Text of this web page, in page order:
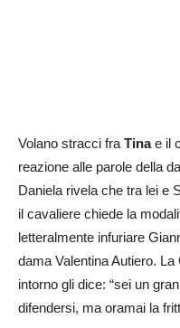
Volano stracci fraTinae il
reazione alle parole della
Daniela rivela che tra lei e
il cavaliere chiede la
letteralmente infuriare
dama Valentina Autiero.
intorno gli dice: “sei un
difendersi, ma oramai la